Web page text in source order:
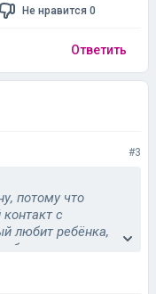
Не нравится 0
Ответить
#3
потому что
с
любит ребёнка,
часто